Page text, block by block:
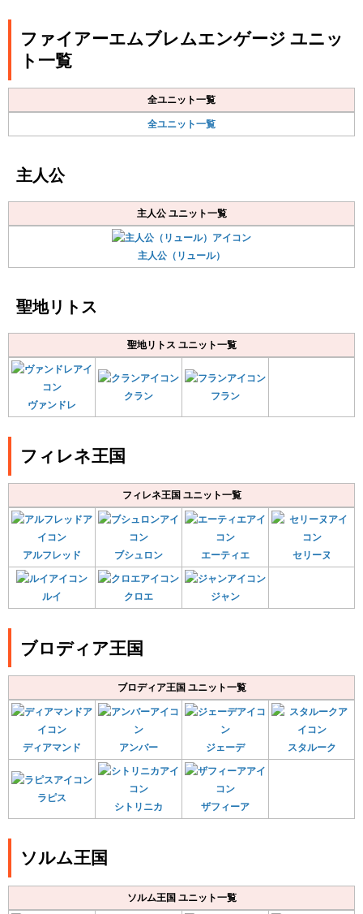
ファイアーエムブレムエンゲージ ユニッ
ト一覧
全ユニット一覧
全ユニット一覧
主人公
主人公 ユニット一覧
主人公（リュール）
聖地リトス
聖地リトス ユニット一覧
ヴァンドレ
クラン フラン
フィレネ王国
フィレネ王国 ユニット一覧
アルフレッド ブシュロン エーティエ セリーヌ
ルイ クロエ ジャン
ブロディア王国
ブロディア王国 ユニット一覧
ディアマンド アンバー ジェーデ スタルーク
ラピス
シトリニカ ザフィーア
ソルム王国
ソルム王国 ユニット一覧